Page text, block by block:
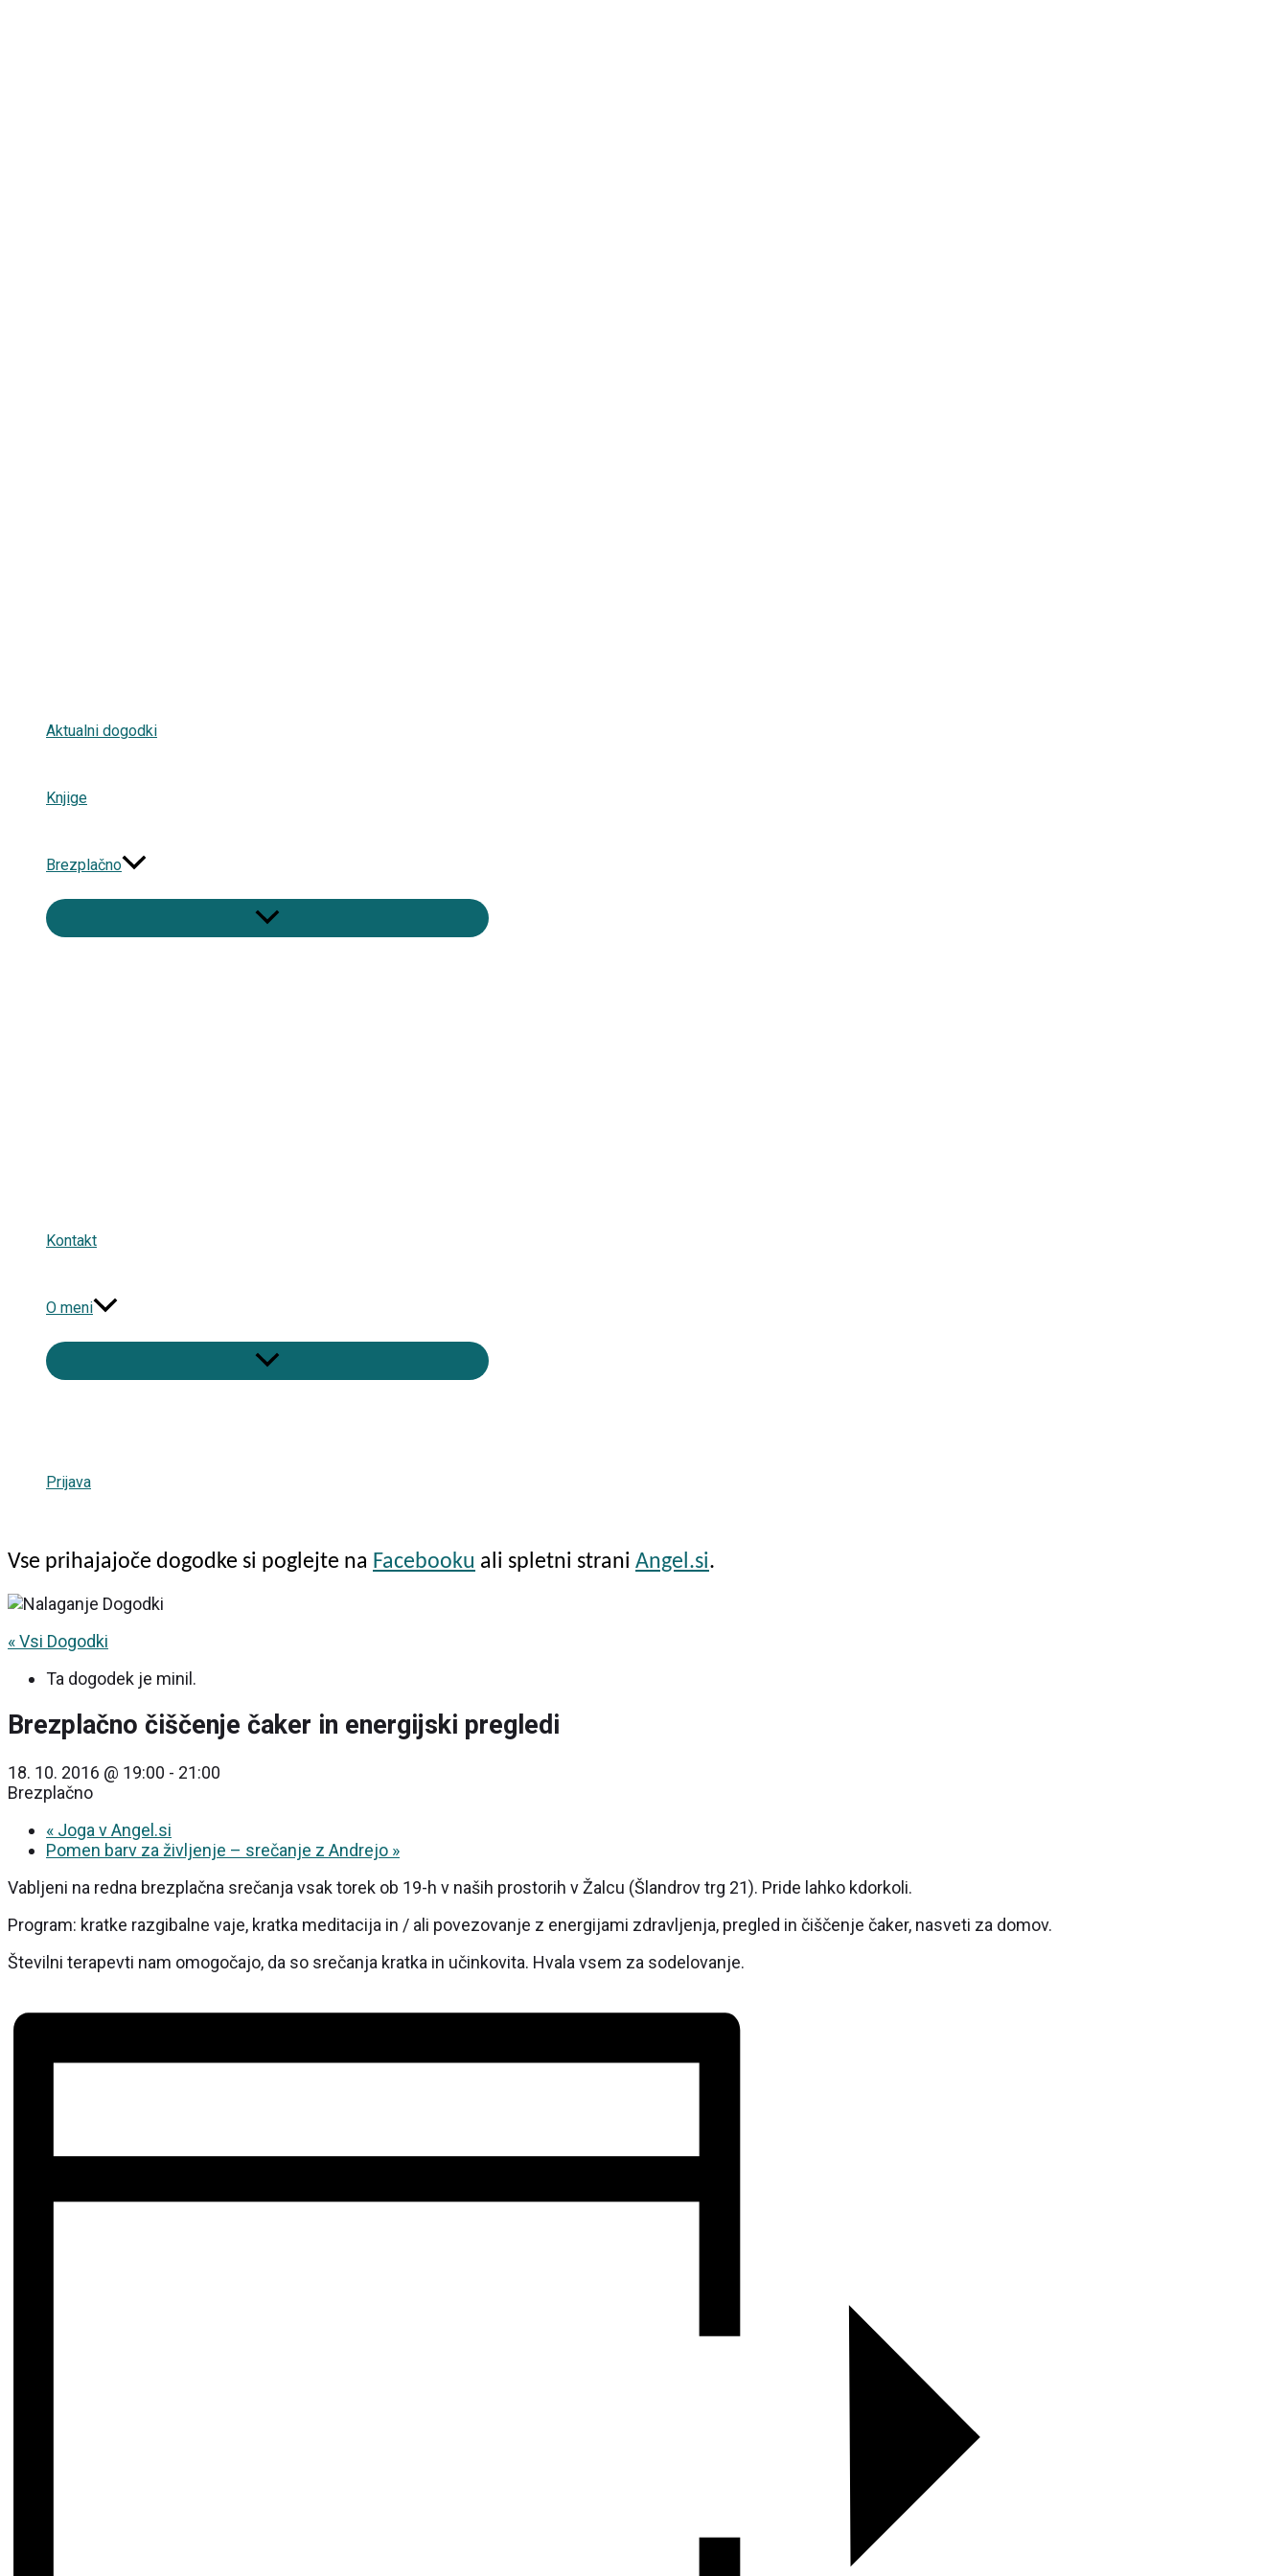
Aktualni dogodki
Knjige
Brezplačno
Kontakt
O meni
Prijava
Vse prihajajoče dogodke si poglejte na Facebooku ali spletni strani Angel.si.
« Vsi Dogodki
Ta dogodek je minil.
Brezplačno čiščenje čaker in energijski pregledi
18. 10. 2016 @ 19:00 - 21:00
Brezplačno
« Joga v Angel.si
Pomen barv za življenje – srečanje z Andrejo »
Vabljeni na redna brezplačna srečanja vsak torek ob 19-h v naših prostorih v Žalcu (Šlandrov trg 21). Pride lahko kdorkoli.
Program: kratke razgibalne vaje, kratka meditacija in / ali povezovanje z energijami zdravljenja, pregled in čiščenje čaker, nasveti za domov.
Številni terapevti nam omogočajo, da so srečanja kratka in učinkovita. Hvala vsem za sodelovanje.